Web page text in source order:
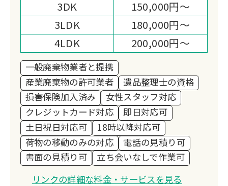
3DK
150,000円～
3LDK
180,000円～
4LDK
200,000円～
一般廃棄物業者と提携
産業廃棄物の許可業者
遺品整理士の資格
損害保険加入済み
女性スタッフ対応
クレジットカード対応
即日対応可
土日祝日対応可
18時以降対応可
荷物の移動のみの対応
電話の見積り可
書面の見積り可
立ち会いなしで作業可
リンクの詳細な料金・サービスを見る